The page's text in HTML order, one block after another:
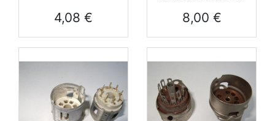
Prix
4,08 € Prix
8,00 €